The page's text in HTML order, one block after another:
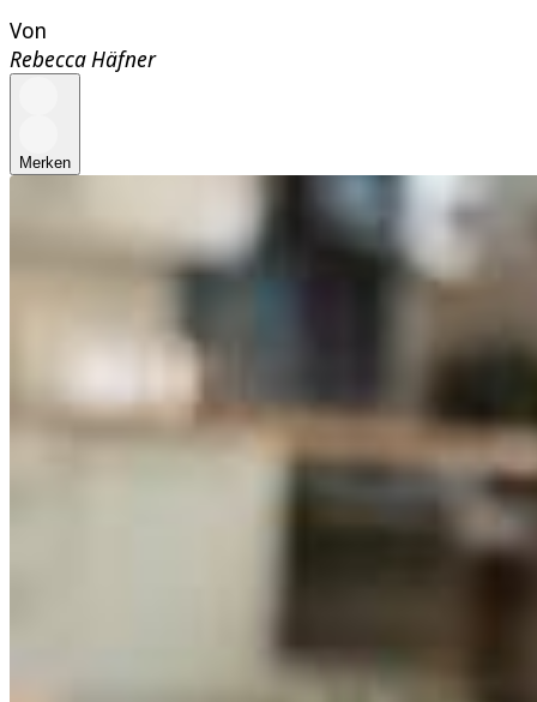
Von
Rebecca Häfner
Merken